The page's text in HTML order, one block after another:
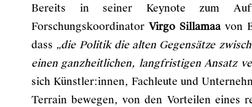
Bereits in seiner Keynote zum
ForschungskoordinatorVirgo Sillamaavon
dass „die Politik die alten Gegensätze
einen ganzheitlichen, langfristigen Ansatz
sich Künstler:innen, Fachleute und
Terrain bewegen, von den Vorteilen eines